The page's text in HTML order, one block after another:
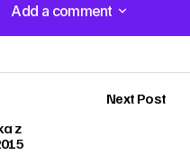
Add a comment
Add a comment
z
Next Post